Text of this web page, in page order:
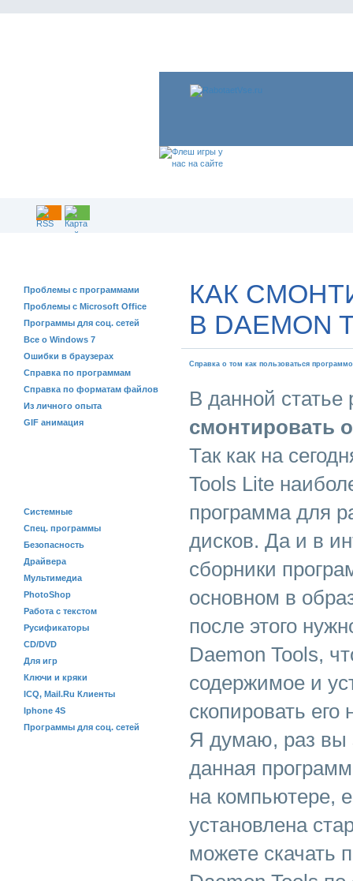
Проблемы с программами
Проблемы с Microsoft Office
Программы для соц. сетей
Все о Windows 7
Ошибки в браузерах
Справка по программам
Справка по форматам файлов
Из личного опыта
GIF анимация
Системные
Спец. программы
Безопасность
Драйвера
Мультимедиа
PhotoShop
Работа с текстом
Русификаторы
CD/DVD
Для игр
Ключи и кряки
ICQ, Mail.Ru Клиенты
Iphone 4S
Программы для соц. сетей
КАК
В DAEMON
Справка о том как пользоваться
В данной
смонтировать
Так как на
Tools Lite
программа для
дисков. Да и в
сборники
основном в
после этого
Daemon Tools,
содержимое и
скопировать
Я думаю, раз вы
данная
на компьютере,
установлена
можете скачать